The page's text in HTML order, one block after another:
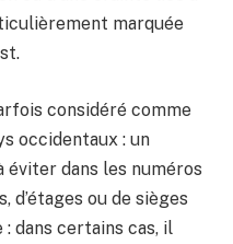
marquée
considéré comme
occidentaux : un
éviter dans les numéros
d’étages ou de sièges
: dans certains cas, il